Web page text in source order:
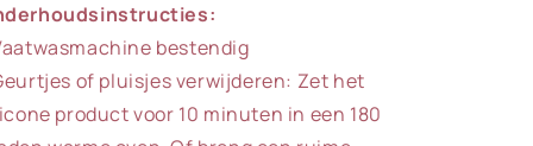
bestendig
of pluisjes verwijderen: Zet het
product voor 10 minuten in een 180